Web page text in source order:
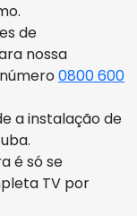
de
nossa
0800 600
a instalação de
é só se
TV por